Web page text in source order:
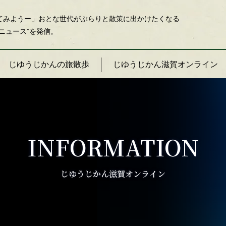
みようー」おとな世代がぶらりと散策に出かけたくなる
ュース”を発信。
じゆうじかんの旅散歩 じゆうじかん滋賀オンライン
INFORMATION
じゆうじかん滋賀オンライン